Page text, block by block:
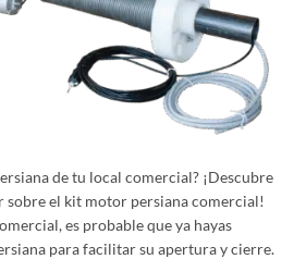
de tu local comercial? ¡Descubre
sobre el kit motor persiana comercial!
es probable que ya hayas
para facilitar su apertura y cierre.